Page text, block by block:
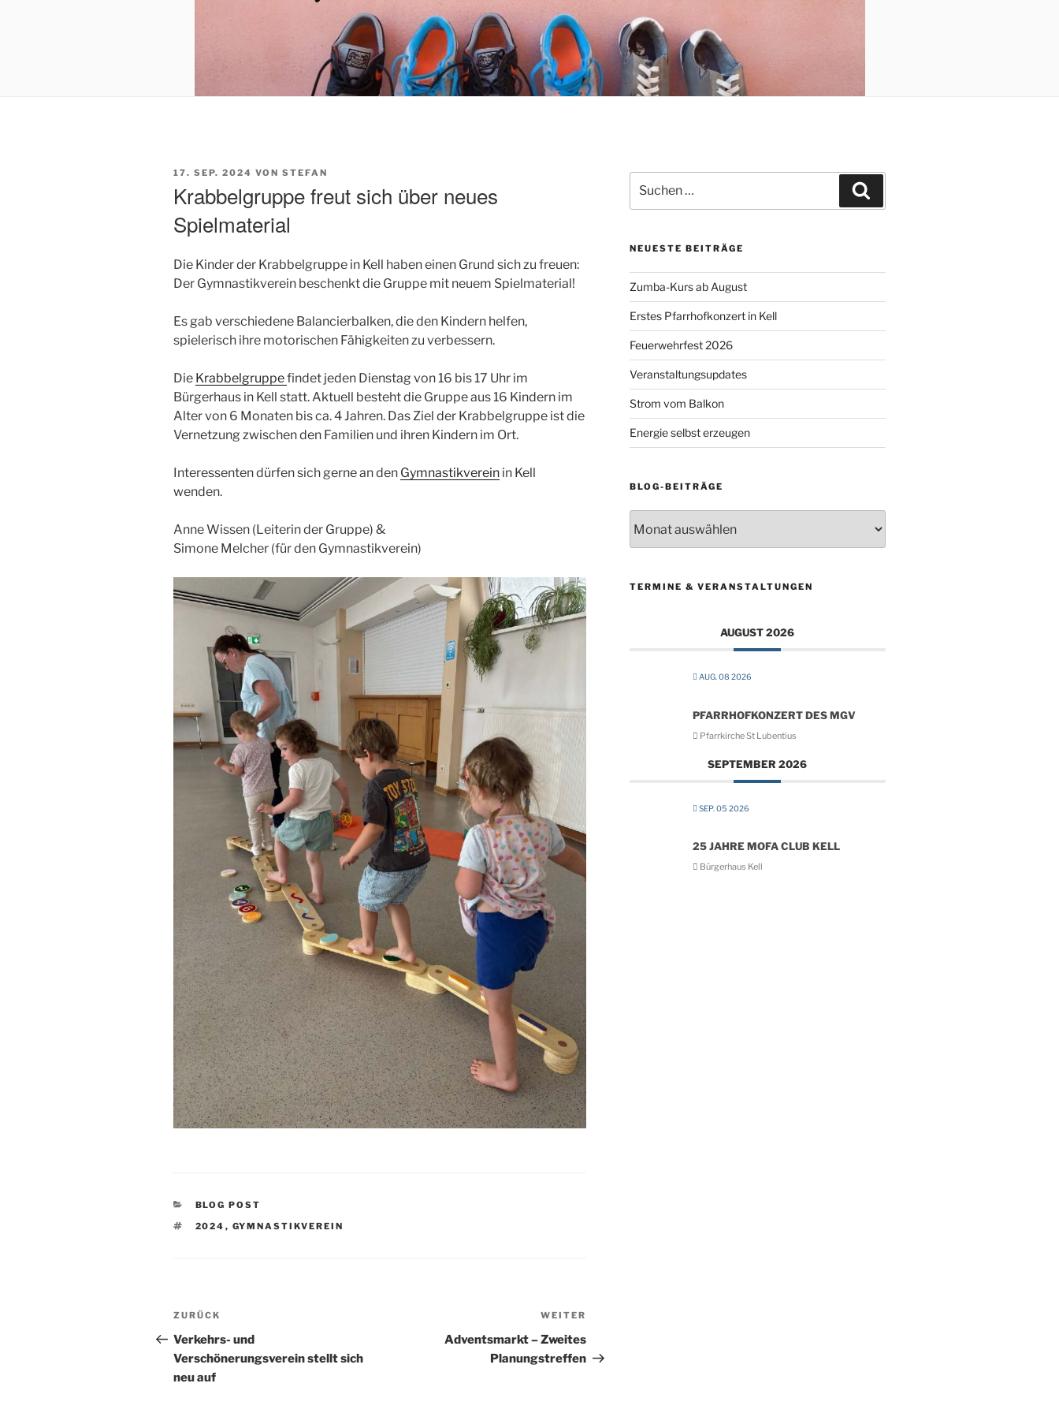
VERÖFFENTLICHT
17. SEP. 2024 VON STEFAN
Krabbelgruppe freut sich über neues
Spielmaterial
Die Kinder der Krabbelgruppe in Kell haben einen Grund sich zu freuen:
Der Gymnastikverein beschenkt die Gruppe mit neuem Spielmaterial!
Es gab verschiedene Balancierbalken, die den Kindern helfen,
spielerisch ihre motorischen Fähigkeiten zu verbessern.
Die Krabbelgruppefindet jeden Dienstag von 16 bis 17 Uhr im
Bürgerhaus in Kell statt. Aktuell besteht die Gruppe aus 16 Kindern im
Alter von 6 Monaten bis ca. 4 Jahren. Das Ziel der Krabbelgruppe ist die
Vernetzung zwischen den Familien und ihren Kindern im Ort.
Interessenten dürfen sich gerne an den Gymnastikverein in Kell
wenden.
Anne Wissen (Leiterin der Gruppe) &
Simone Melcher (für den Gymnastikverein)
KATEGORIEN
BLOG POST
SCHLAGWÖRTER
2024 , GYMNASTIKVEREIN
Beitragsnavigation
Vorheriger
Beitrag
ZURÜCK
Verkehrs- und
Verschönerungsverein stellt sich
neu auf
Beitrag
WEITER
Adventsmarkt – Zweites
Planungstreffen
nach:
NEUESTE BEITRÄGE
Zumba-Kurs ab August
Erstes Pfarrhofkonzert in Kell
Feuerwehrfest 2026
Veranstaltungsupdates
Strom vom Balkon
Energie selbst erzeugen
BLOG-BEITRÄGE
Beiträge
TERMINE & VERANSTALTUNGEN
AUGUST 2026
AUG. 08 2026
PFARRHOFKONZERT DES MGV
Pfarrkirche St Lubentius
SEPTEMBER 2026
SEP. 05 2026
25 JAHRE MOFA CLUB KELL
Bürgerhaus Kell